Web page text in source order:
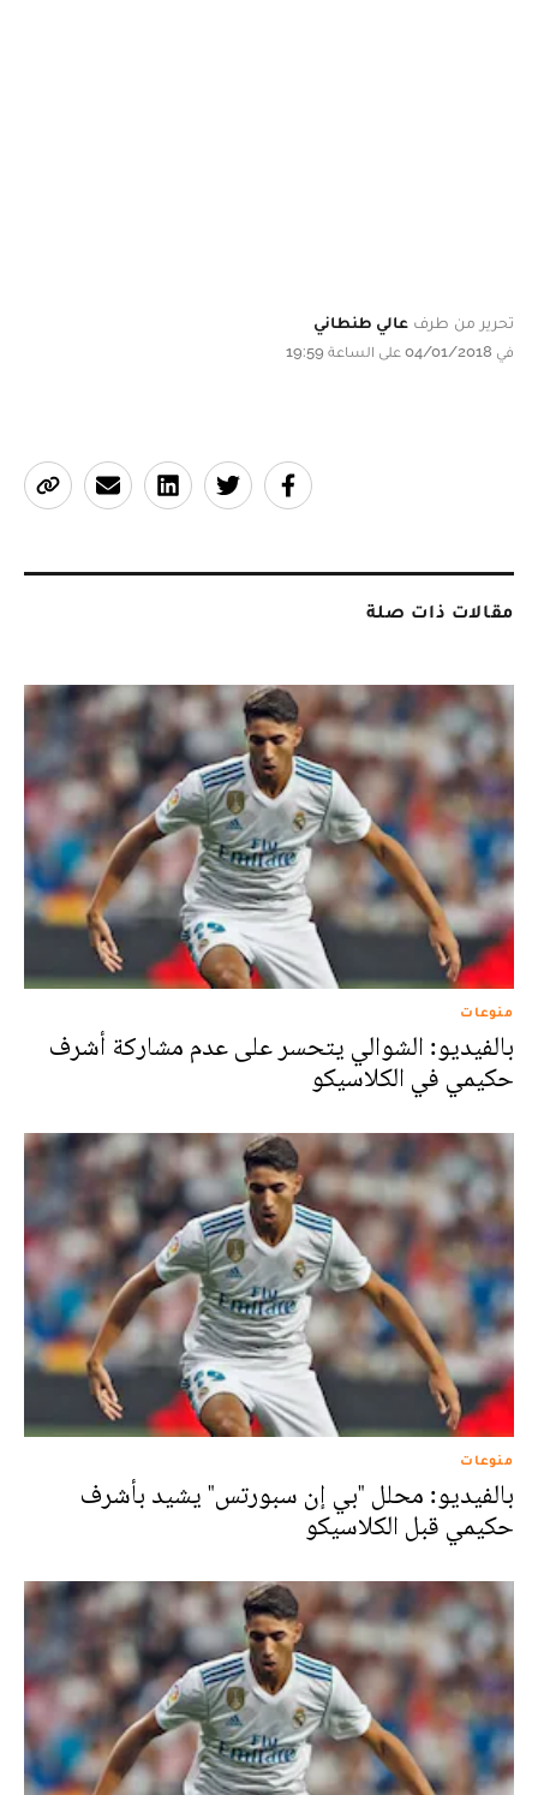
تحرير من طرف عالي طنطاني
في 04/01/2018 على الساعة 19:59
مقالات ذات صلة
منوعات
بالفيديو: الشوالي يتحسر على عدم مشاركة أشرف
حكيمي في الكلاسيكو
منوعات
بالفيديو: محلل "بي إن سبورتس" يشيد بأشرف
حكيمي قبل الكلاسيكو